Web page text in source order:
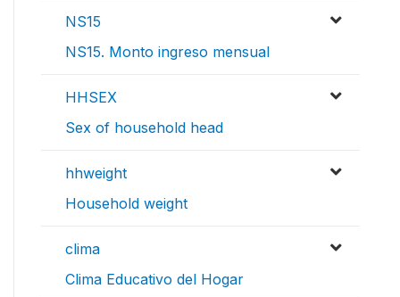
NS15
NS15. Monto ingreso mensual
HHSEX
Sex of household head
hhweight
Household weight
clima
Clima Educativo del Hogar